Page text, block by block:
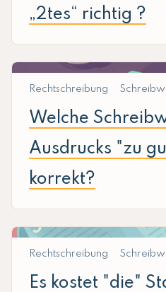
„2tes“ richtig ?
Rechtschreibung
Welche
Ausdrucks "zu
korrekt?
Rechtschreibung
Es kostet "die"